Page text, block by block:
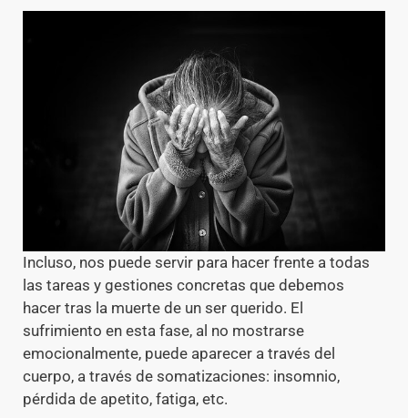
Incluso, nos puede servir para hacer frente a todas
las tareas y gestiones concretas que debemos
hacer tras la muerte de un ser querido. El
sufrimiento en esta fase, al no mostrarse
emocionalmente, puede aparecer a través del
cuerpo, a través de somatizaciones: insomnio,
pérdida de apetito, fatiga, etc.